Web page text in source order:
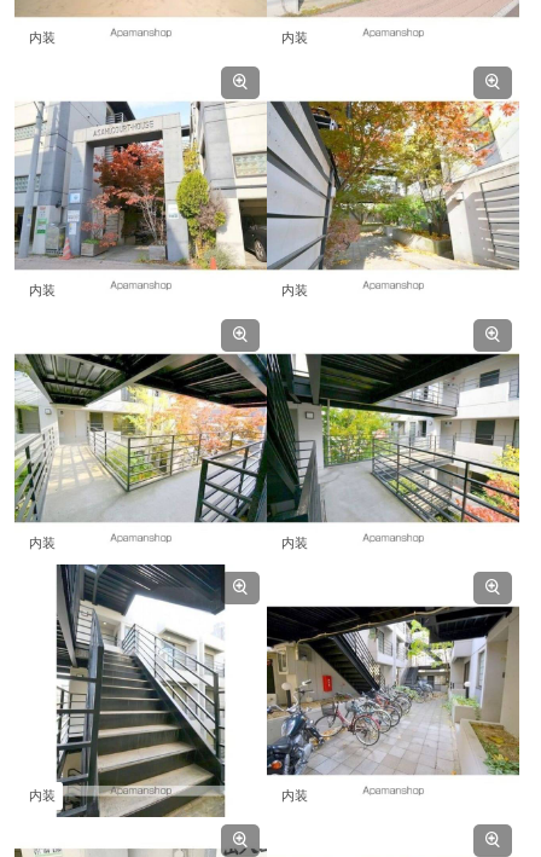
内装 内装
内装 内装
内装 内装
内装 内装